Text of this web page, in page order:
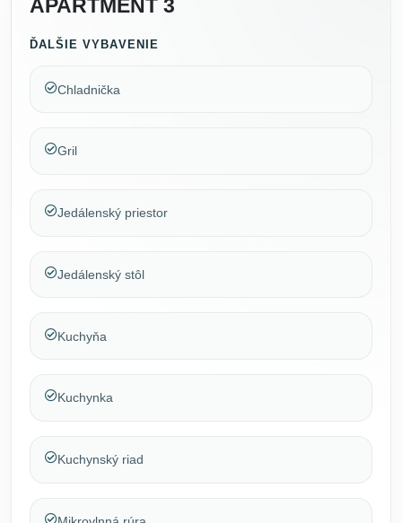
APARTMENT 3
ĎALŠIE VYBAVENIE
Chladnička
Gril
Jedálenský priestor
Jedálenský stôl
Kuchyňa
Kuchynka
Kuchynský riad